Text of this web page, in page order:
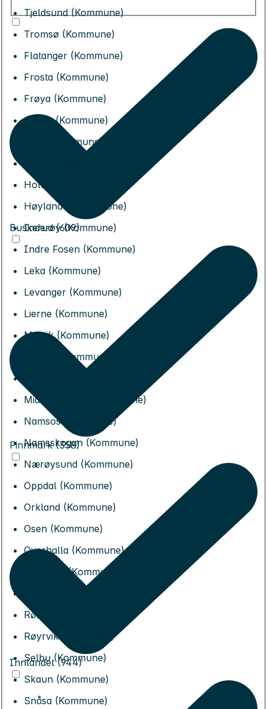
Tjeldsund (Kommune)
Tromsø (Kommune)
Flatanger (Kommune)
Frosta (Kommune)
Frøya (Kommune)
Grong (Kommune)
Heim (Kommune)
Holtålen (Kommune)
Høylandet (Kommune)
Inderøy (Kommune)
Indre Fosen (Kommune)
Leka (Kommune)
Levanger (Kommune)
Lierne (Kommune)
Malvik (Kommune)
Melhus (Kommune)
Midtre Gauldal (Kommune)
Namsos (Kommune)
Namsskogan (Kommune)
Nærøysund (Kommune)
Oppdal (Kommune)
Orkland (Kommune)
Osen (Kommune)
Overhalla (Kommune)
Rennebu (Kommune)
Røros (Kommune)
Røyrvik (Kommune)
Selbu (Kommune)
Skaun (Kommune)
Snåsa (Kommune)
Buskerud (609)
Finnmark (358)
Innlandet (944)